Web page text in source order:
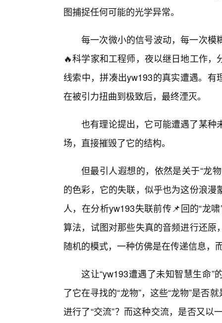
图捕捉任何可能的光学异常。
每一次微小的信号波动，每一次模
🔥科学家和工程师，夜以继日地工作
线索中，拼凑出yw193的真实遭遇。
在被引力扭曲到极致后，最终湮灭。
也有理论提出，它可能遭遇了某种
场，直接摧毁了它的结构。
但最引人遐想的，依然是关于“龙
的色彩，它的失联，似乎也为这份浪
人，在分析yw193失联前传📌回的“龙
算法，试图对那些失真的音频进行还
随机的模式，一种仿佛是在传递信息，
这让“yw193遭遇了未知智慧生命
了它在寻找的“龙物”，这些“龙物”是否
进行了“交流”？而这种交流，是否又以